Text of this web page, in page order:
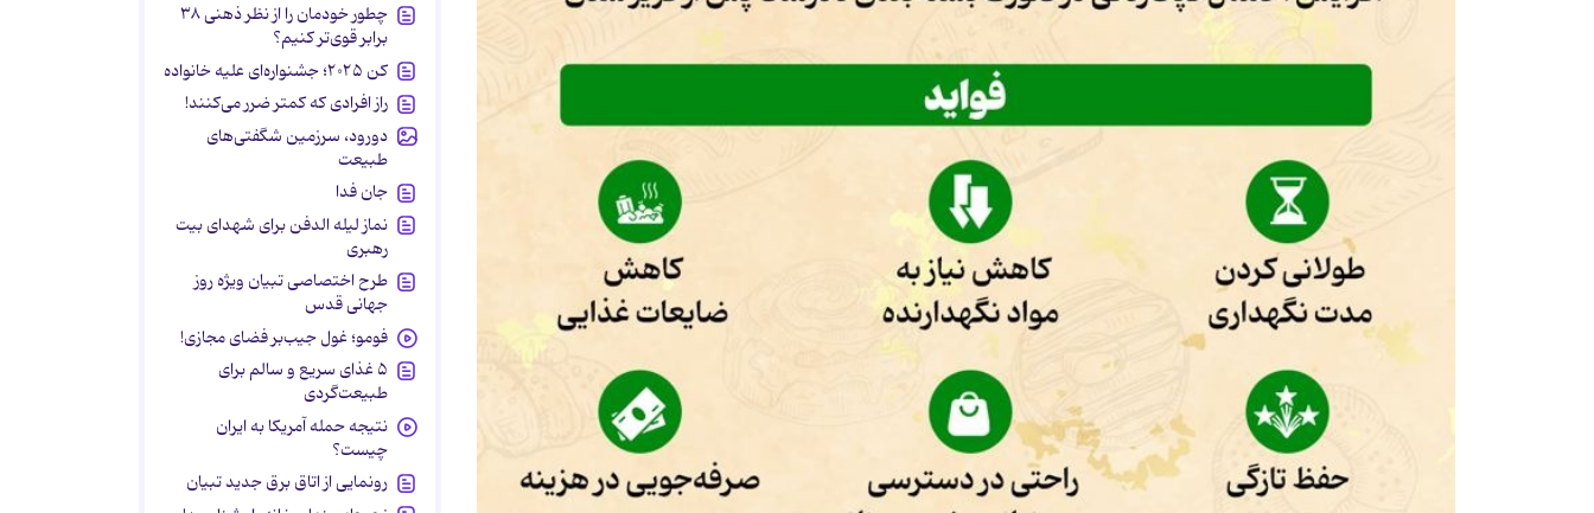
چطور خودمان را از نظر ذهنی ۳۸
برابر قوی‌تر کنیم؟
کن ۲۰۲۵؛ جشنواره‌ای علیه خانواده
راز افرادی که کمتر ضرر می‌کنند!
دورود، سرزمین شگفتی‌های
طبیعت
جان فدا
نماز لیله الدفن برای شهدای بیت
رهبری
طرح اختصاصی تبیان ویژه روز
جهانی قدس
فومو؛ غول جیب‌بر فضای مجازی!
۵ غذای سریع و سالم برای
طبیعت‌گردی
نتیجه حمله آمریکا به ایران
چیست؟
رونمایی از اتاق برق جدید تبیان